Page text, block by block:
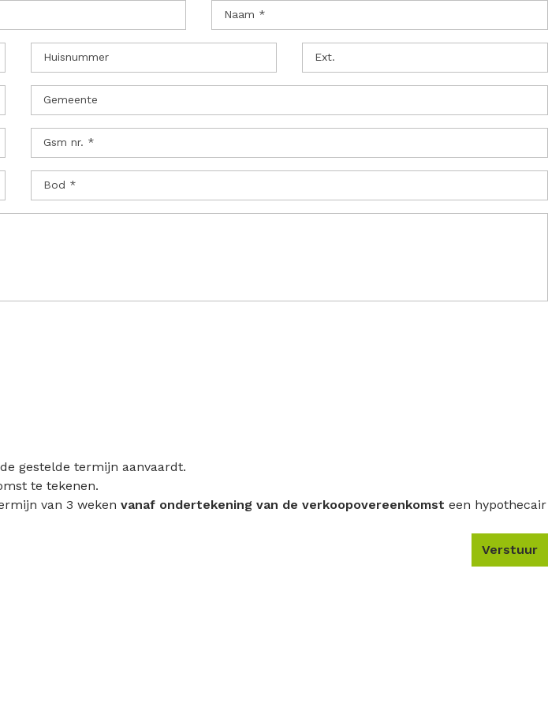
Naam *
Huisnummer Ext.
Gemeente
Gsm nr. *
Bod *
gestelde termijn aanvaardt.
te tekenen.
van 3 weken vanaf ondertekening van de verkoopovereenkomst een hypothecair
Verstuur